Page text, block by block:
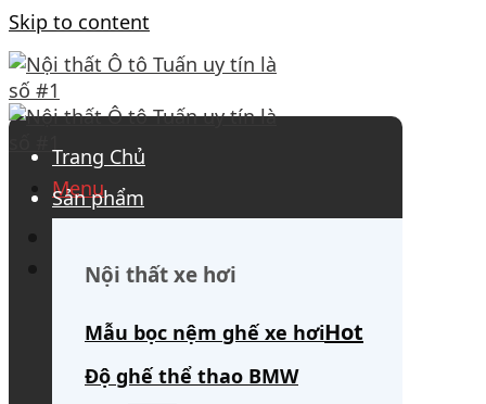
Skip to content
Menu
Search for:
Trang Chủ
Sản phẩm
Nội thất xe hơi
Mẫu bọc nệm ghế xe hơi
Độ ghế thể thao BMW